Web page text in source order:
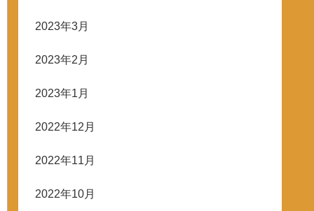
2023年3月
2023年2月
2023年1月
2022年12月
2022年11月
2022年10月